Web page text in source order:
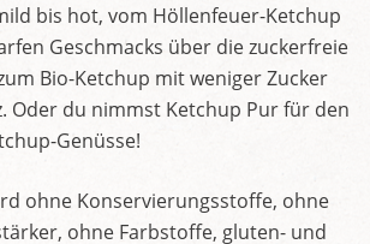
bis hot, vom Höllenfeuer-Ketchup
Geschmacks über die zuckerfreie
Bio-Ketchup mit weniger Zucker
Oder du nimmst Ketchup Pur für den
Genüsse!
ohne Konservierungsstoffe, ohne
ohne Farbstoffe, gluten- und